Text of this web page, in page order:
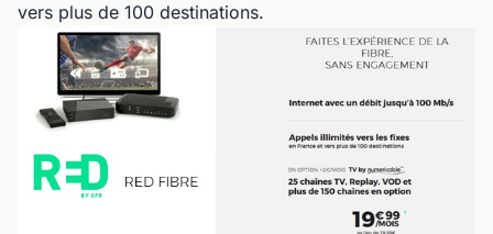
vers plus de 100 destinations.